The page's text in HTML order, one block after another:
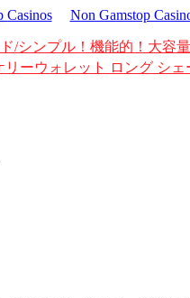
Casinos Non Gamstop
/シンプル！機能的！大容
リーウォレット ロング シ